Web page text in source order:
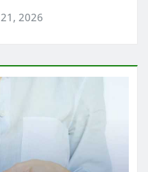
21, 2026